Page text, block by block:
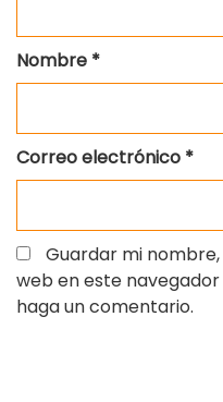
Nombre *
Correo electrónico *
Guardar mi
web en este
haga un comentario.